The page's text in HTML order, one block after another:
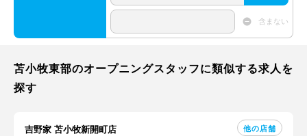
含まない
苫小牧東部のオープニングスタッフに類似する求人を
探す
吉野家 苫小牧新開町店 他の店舗